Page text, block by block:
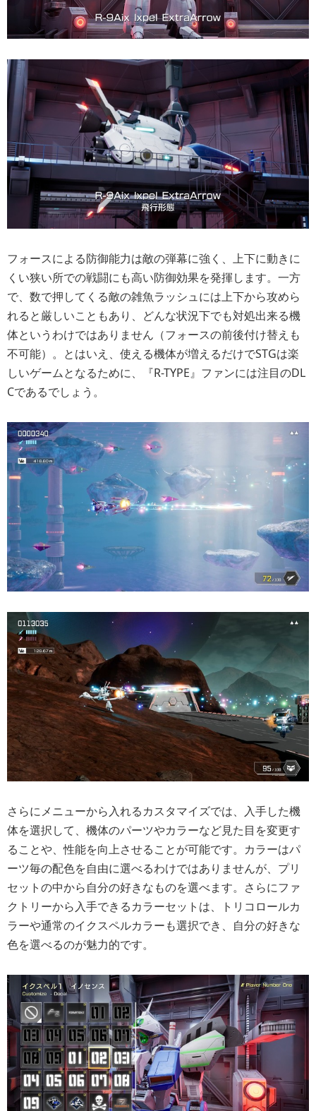
フォースによる防御能力は敵の弾幕に強く、上下に動きに
くい狭い所での戦闘にも高い防御効果を発揮します。一方
で、数で押してくる敵の雑魚ラッシュには上下から攻めら
れると厳しいこともあり、どんな状況下でも対処出来る機
体というわけではありません（フォースの前後付け替えも
不可能）。とはいえ、使える機体が増えるだけでSTGは楽
しいゲームとなるために、『R-TYPE』ファンには注目のDL
Cであるでしょう。
さらにメニューから入れるカスタマイズでは、入手した機
体を選択して、機体のパーツやカラーなど見た目を変更す
ることや、性能を向上させることが可能です。カラーはパ
ーツ毎の配色を自由に選べるわけではありませんが、プリ
セットの中から自分の好きなものを選べます。さらにファ
クトリーから入手できるカラーセットは、トリコロールカ
ラーや通常のイクスペルカラーも選択でき、自分の好きな
色を選べるのが魅力的です。